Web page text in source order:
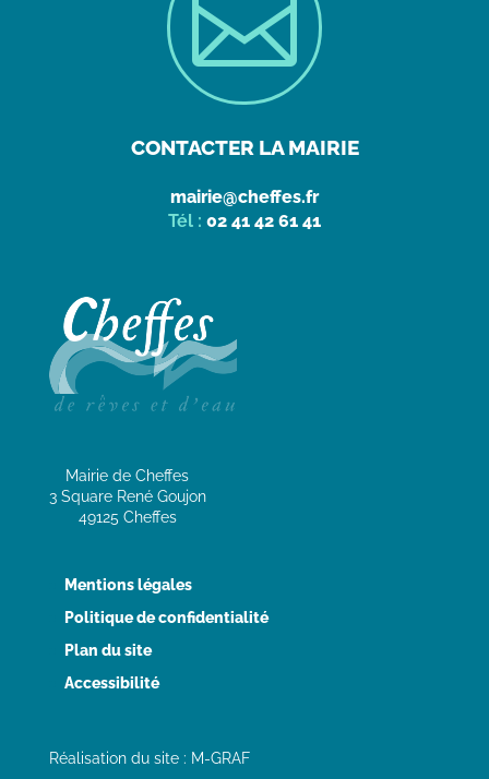

CONTACTER LA MAIRIE
mairie@cheffes.fr
Tél : 02 41 42 61 41
Mairie de Cheffes
3 Square René Goujon
49125 Cheffes
Mentions légales
Politique de confidentialité
Plan du site
Accessibilité
Réalisation du site : M-GRAF